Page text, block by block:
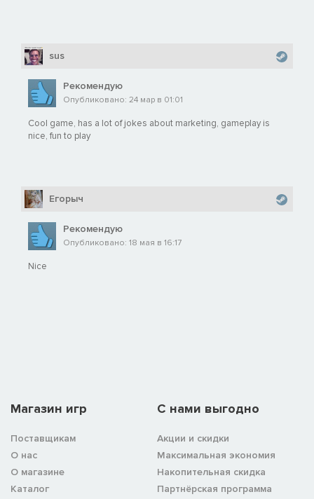
sus
Рекомендую
Опубликовано: 24 мар в 01:01
Cool game, has a lot of jokes about marketing, gameplay is
nice, fun to play
Егорыч
Рекомендую
Опубликовано: 18 мая в 16:17
Nice
Магазин игр
Поставщикам
О нас
О магазине
Каталог
C нами выгодно
Акции и скидки
Максимальная экономия
Накопительная скидка
Партнёрская программа